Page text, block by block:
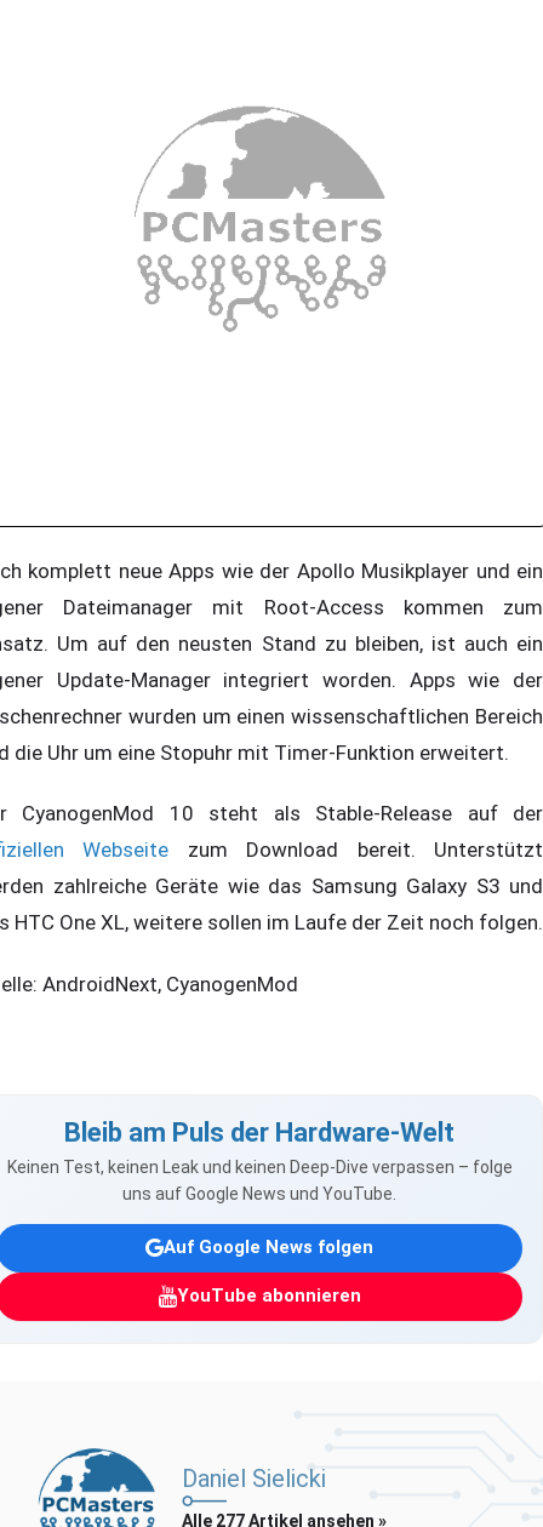
komplett neue Apps wie der Apollo Musikplayer und ein
Dateimanager mit Root-Access kommen zum
Um auf den neusten Stand zu bleiben, ist auch ein
Update-Manager integriert worden. Apps wie der
wurden um einen wissenschaftlichen Bereich
die Uhr um eine Stopuhr mit Timer-Funktion erweitert.
CyanogenMod 10 steht als Stable-Release auf der
Webseite zum Download bereit. Unterstützt
zahlreiche Geräte wie das Samsung Galaxy S3 und
HTC One XL, weitere sollen im Laufe der Zeit noch folgen.
AndroidNext, CyanogenMod
Bleib am Puls der Hardware-Welt
Keinen Test, keinen Leak und keinen Deep-Dive verpassen – folge
uns auf Google News und YouTube.
Auf Google News folgen
YouTube abonnieren
Daniel Sielicki
Alle 277 Artikel ansehen »